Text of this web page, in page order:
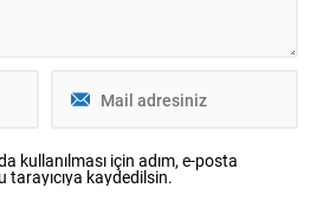
kullanılması için adım, e-posta
kaydedilsin.